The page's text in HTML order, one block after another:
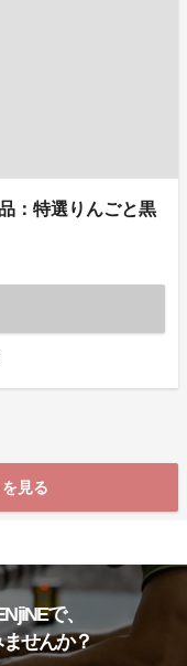
：特選りんごと黒
見る
で、
せんか？